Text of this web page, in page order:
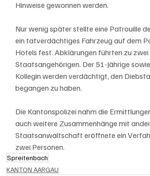
Hinweise gewonnen werden.
Nur wenig später stellte eine Patrouille
ein tatverdächtiges Fahrzeug auf dem
Hotels fest. Abklärungen führten zu zwei
Staatsangehörigen. Der 51-Jährige
Kollegin werden verdächtigt, den
begangen zu haben.
Die Kantonspolizei nahm die
auch weitere Zusammenhänge mit
Staatsanwaltschaft eröffnete ein
zwei Personen.
Spreitenbach
KANTON AARGAU